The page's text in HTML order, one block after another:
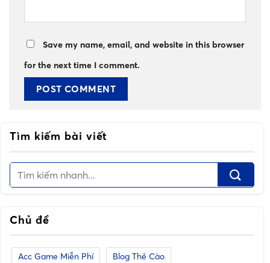
Save my name, email, and website in this browser
for the next time I comment.
Tìm kiếm bài viết
Chủ đề
Acc Game Miễn Phí
Blog Thẻ Cào